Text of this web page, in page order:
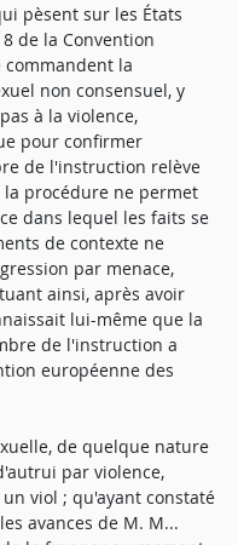
pèsent sur les États
de la Convention
la
non consensuel, y
à la violence,
pour confirmer
de l'instruction relève
procédure ne permet
dans lequel les faits se
de contexte ne
par menace,
ainsi, après avoir
lui-même que la
de l'instruction a
européenne des
de quelque nature
par violence,
viol ; qu'ayant constaté
avances de M. M...